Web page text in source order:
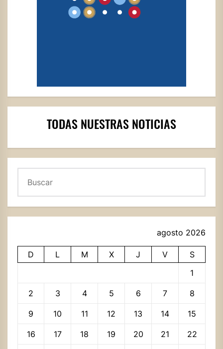
TODAS NUESTRAS NOTICIAS
agosto 2026
D L M X J V
S
1
2 3 4 5 6 7 8
9 10 11 12 13 14 15
16 17 18 19 20 21 22